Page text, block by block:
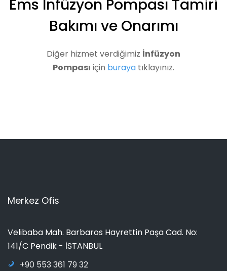
Ems İnfüzyon Pompası Tamiri
Bakımı ve Onarımı
Diğer hizmet verdiğimiz İnfüzyon
Pompası için buraya tıklayınız.
Merkez Ofis
Velibaba Mah. Barbaros Hayrettin Paşa Cad. No:
141/C Pendik - İSTANBUL
+90 553 361 79 32